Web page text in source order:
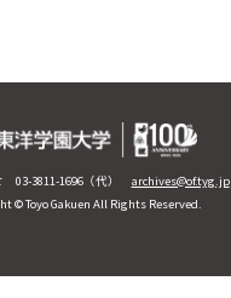
03-3811-1696（代） archives@of.tyg.jp
© Toyo Gakuen All Rights Reserved.